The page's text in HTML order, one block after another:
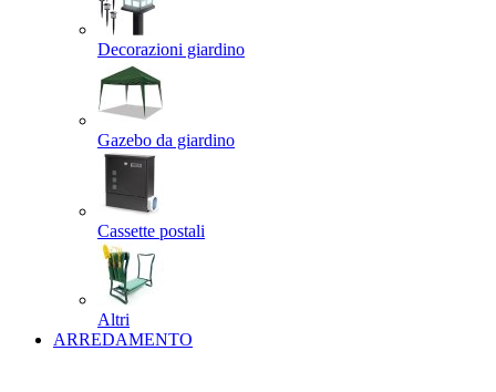
Decorazioni giardino
Gazebo da giardino
Cassette postali
Altri
ARREDAMENTO